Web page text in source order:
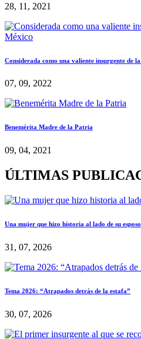
28, 11, 2021
Considerada como una valiente insurgente de
07, 09, 2022
Benemérita Madre de la Patria
09, 04, 2021
ÚLTIMAS
Una mujer que hizo historia al lado de su esposo
31, 07, 2026
Tema 2026: “Atrapados detrás de la estafa”
30, 07, 2026